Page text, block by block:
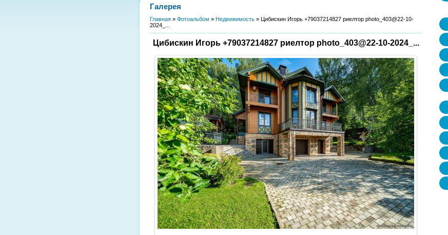
Галерея
Главная » Фотоальбом » Недвижимость » Цибискин Игорь +79037214827 риелтор photo_403@22-10-
2024_...
Цибискин Игорь +79037214827 риелтор photo_403@22-10-2024_...